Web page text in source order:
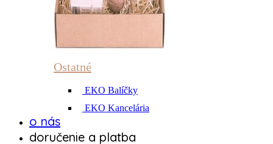
Ostatné
EKO Balíčky
EKO Kancelária
o nás
doručenie a platba